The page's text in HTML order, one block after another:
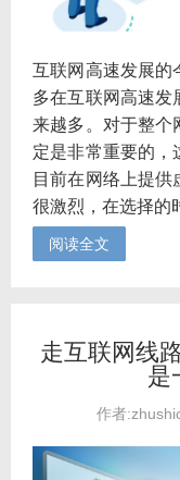
互联网高速发展的
多在互联网高速
来越多。对于整个
定是非常重要的，
目前在网络上提
很激烈，在选择的
阅读全文
走互联网线
是
作者